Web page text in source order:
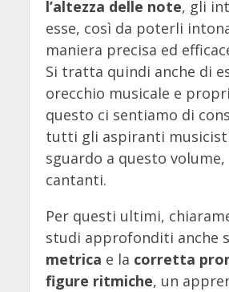
l’altezza delle note, gli
esse, così da poterli
maniera precisa ed
Si tratta quindi anche di
orecchio musicale e
questo ci sentiamo di
tutti gli aspiranti
sguardo a questo
cantanti.
Per questi ultimi,
studi approfonditi anche
metrica e la corretta
figure ritmiche, un